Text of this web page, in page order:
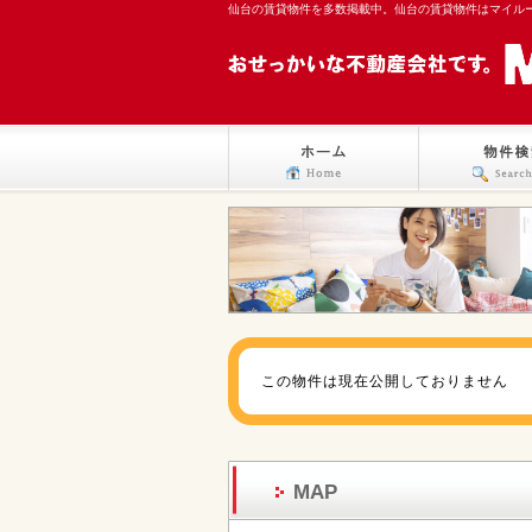
仙台の賃貸物件を多数掲載中。仙台の賃貸物件はマイル
この物件は現在公開しておりません
MAP